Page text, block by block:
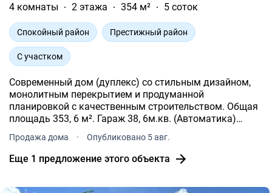
4 комнаты
2 этажа 354 м² 5 соток
Спокойный район Престижный район
С участком
Современный дом (дуплекс) со стильным дизайном,
монолитным перекрытием и продуманной
планировкой с качественным строительством. Общая
площадь 353, 6 м². Гараж 38, 6м.кв. (Автоматика)
Продажа дома · Опубликовано 5 авг.
Еще 1 предложение этого объекта